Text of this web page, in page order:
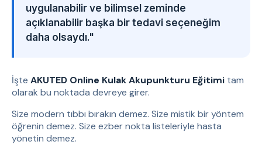
uygulanabilir ve bilimsel zeminde
açıklanabilir başka bir tedavi seçeneğim
daha olsaydı."
İşte AKUTED Online Kulak Akupunkturu Eğitimi tam
olarak bu noktada devreye girer.
Size modern tıbbı bırakın demez. Size mistik bir yöntem
öğrenin demez. Size ezber nokta listeleriyle hasta
yönetin demez.